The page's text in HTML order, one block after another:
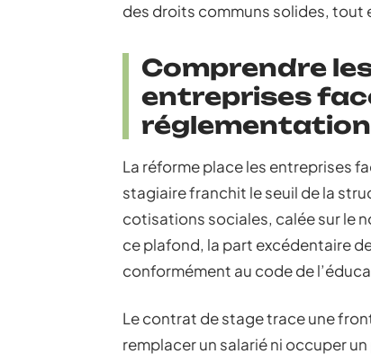
des droits communs solides, tout
Comprendre
entreprises
réglementation
La réforme place les entreprises
stagiaire franchit le seuil de la
cotisations sociales, calée sur le
ce plafond, la part excédentaire
conformément au code de
Le contrat de stage trace une
remplacer un salarié ni occuper